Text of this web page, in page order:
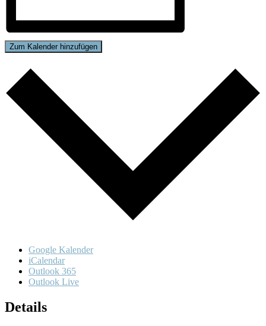
Zum Kalender hinzufügen
Google Kalender
iCalendar
Outlook 365
Outlook Live
Details